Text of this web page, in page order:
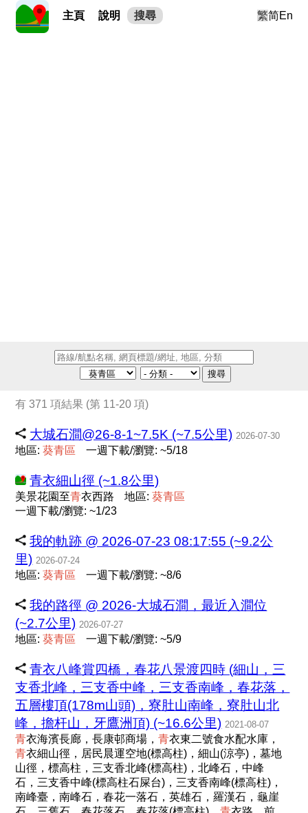
主頁 說明 搜尋 繁简En
搜尋
有 371 項結果 (第 11-20 項)
大城石澗@26-8-1~7.5K (~7.5公里) 2026-07-30
地區:葵青區 一週下載/瀏覽: ~5/18
青衣細山徑 (~1.8公里)
美景花園至青衣西路 地區:葵青區
一週下載/瀏覽: ~1/23
我的軌跡 @ 2026-07-23 08:17:55 (~9.2公
里) 2026-07-24
地區:葵青區 一週下載/瀏覽: ~8/6
我的路徑 @ 2026-大城石澗，最近入澗位
(~2.7公里) 2026-07-27
地區:葵青區 一週下載/瀏覽: ~5/9
青衣八峰賞四橋，春花八景渡四時 (細山，三
支香北峰，三支香中峰，三支香南峰，春花落，
五層樓頂(178m山頭)，寮肚山南峰，寮肚山北
峰，擔杆山，牙鷹洲頂) (~16.6公里) 2021-08-07
青衣海濱長廊，長康邨商場，青衣東二號食水配水庫，
青衣細山徑，居民晨運空地(標高柱)，細山(涼亭)，墓地
山徑，標高柱，三支香北峰(標高柱)，北峰石，中峰
石，三支香中峰(標高柱石屎台)，三支香南峰(標高柱)，
南峰臺，南峰石，春花一落石，英雄石，羅漢石，龜崖